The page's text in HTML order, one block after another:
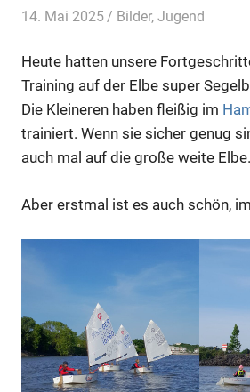
14. Mai 2025 Thees
Bilder,Jugend
Heute hatten unsere
Training auf der Elbe super
Die Kleineren haben fleißig im
trainiert. Wenn sie sicher genug
auch mal auf die große weite Elbe.
Aber erstmal ist es auch schön,